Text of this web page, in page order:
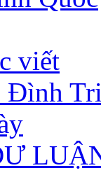
viết
Đình